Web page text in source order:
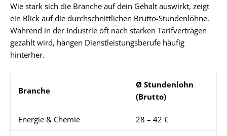
Wie stark sich die Branche auf dein Gehalt auswirkt, zeigt
ein Blick auf die durchschnittlichen Brutto-Stundenlöhne.
Während in der Industrie oft nach starken Tarifverträgen
gezahlt wird, hängen Dienstleistungsberufe häufig
hinterher.
Branche
Ø Stundenlohn
(Brutto)
Energie & Chemie 28 – 42 €